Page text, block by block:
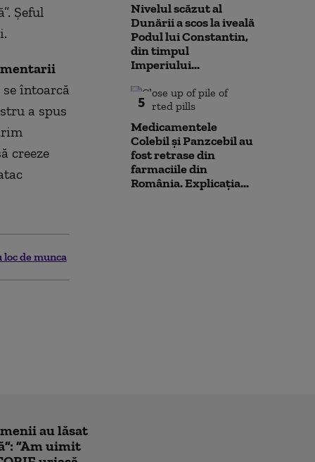
Șeful
întoarcă
a spus
creeze
de munca
Nivelul scăzut al
Dunării a scos la iveală
Podul lui Constantin,
din timpul
Imperiului...
5
Medicamentele
Colebil și Panzcebil au
fost retrase din
farmaciile din
România. Explicația...
au lăsat
”Am uimit